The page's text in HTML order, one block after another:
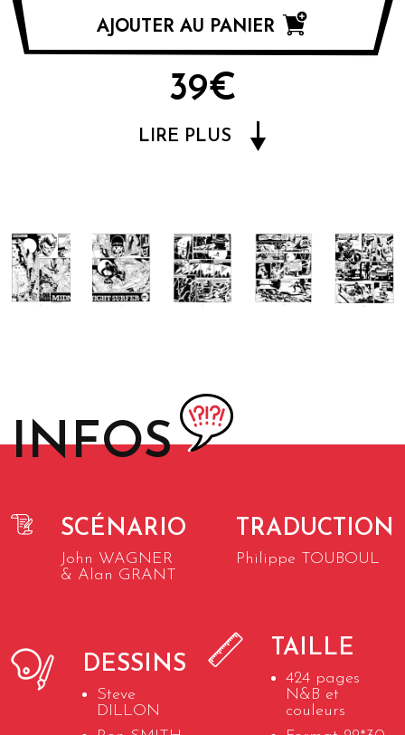
AJOUTER AU PANIER
39€
LIRE PLUS
INFOS
SCÉNARIO
John WAGNER
& Alan GRANT
DESSINS
Steve
DILLON
TRADUCTION
Philippe TOUBOUL
TAILLE
424 pages
N&B et
couleurs